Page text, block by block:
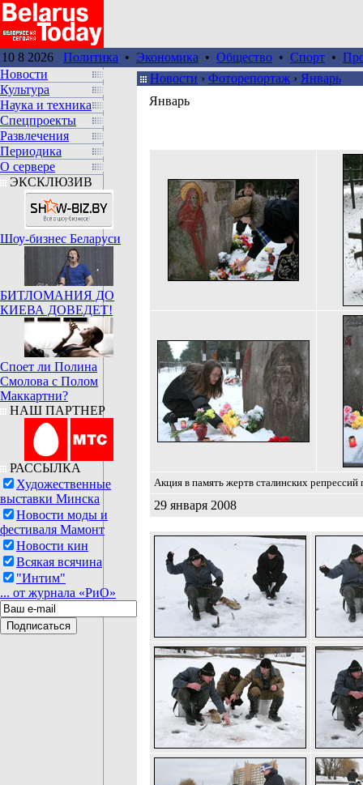
10 8 2026 Политика • Экономика • Общество • Спорт •
Новости
Культура
Наука и техника
Спецпроекты
Развлечения
Периодика
О сервере
ЭКСКЛЮЗИВ
Шоу-бизнес Беларуси
БИТЛОМАНИЯ ДО
КИЕВА ДОВЕДЕТ!
Споет ли Полина
Смолова с Полом
Маккартни?
НАШ ПАРТНЕР
РАССЫЛКА
Художественные
выставки Минска
Новости моды и
фестиваля Мамонт
Новости кин
Всякая всячина
"Интим"
... от журнала «РиО»
Новости › Фоторепортаж › Январь
Январь
Акция в память жертв сталинских
29 января 2008